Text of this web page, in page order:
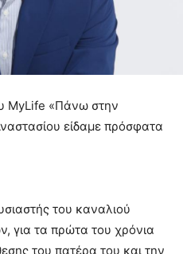
MyLife «Πάνω στην
είδαμε πρόσφατα
του καναλιού
για τα πρώτα του χρόνια
του πατέρα του και την